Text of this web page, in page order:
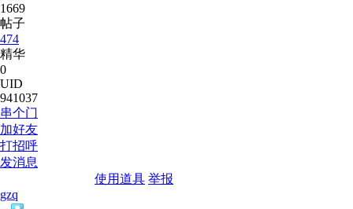
1669
帖子
474
精华
0
UID
941037
串个门
加好友
打招呼
发消息
使用道具 举报
gzq